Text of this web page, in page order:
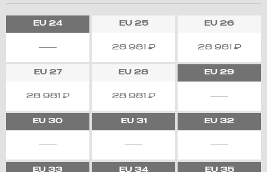
EU24 EU25
28 981 ₽
EU 26
28 981 ₽
EU27
28 981 ₽
EU 28
28 981 ₽
EU 29
EU 30 EU31 EU 32
EU 33 EU34 EU35